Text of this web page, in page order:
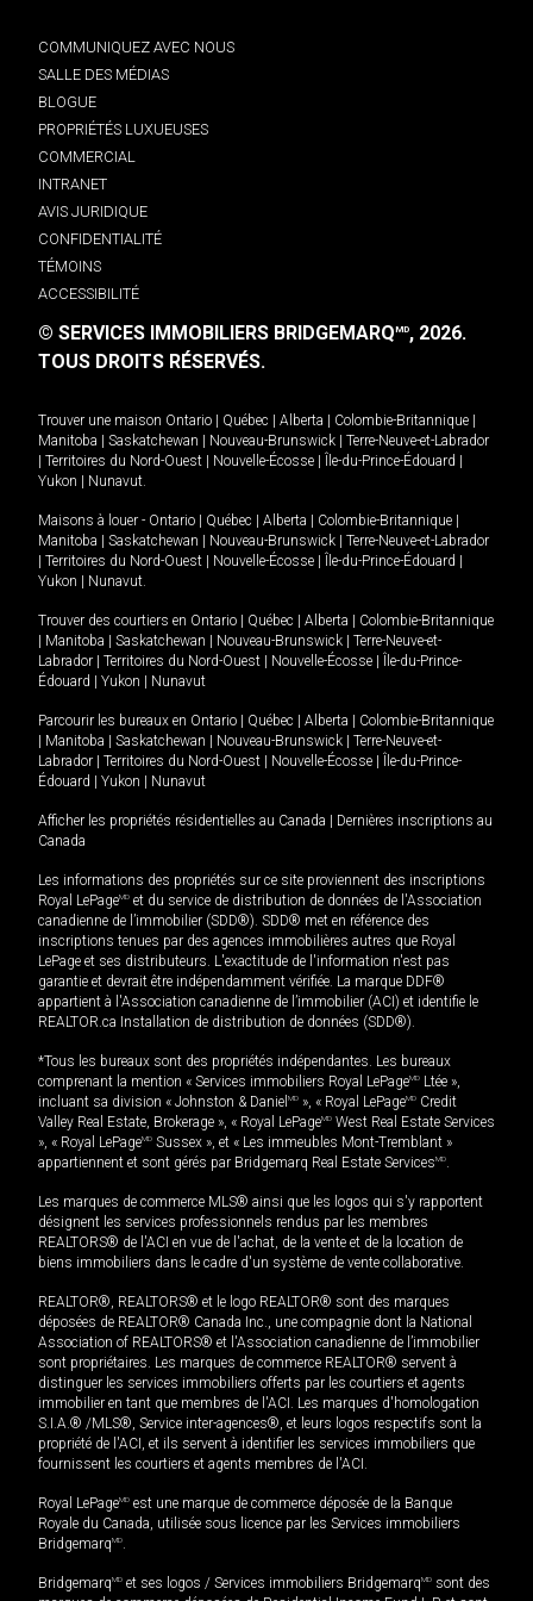
COMMUNIQUEZ AVEC NOUS
SALLE DES MÉDIAS
BLOGUE
PROPRIÉTÉS LUXUEUSES
COMMERCIAL
INTRANET
AVIS JURIDIQUE
CONFIDENTIALITÉ
TÉMOINS
ACCESSIBILITÉ
© SERVICES IMMOBILIERS BRIDGEMARQMD, 2026.
TOUS DROITS RÉSERVÉS.
Trouver une maison Ontario Québec Alberta Colombie-Britannique
Manitoba
Saskatchewan Nouveau-Brunswick
Terre-Neuve-et-Labrador
Territoires du Nord-Ouest Nouvelle-Écosse Île-du-Prince-Édouard
Yukon
Nunavut.
Maisons à louer - Ontario Québec Alberta Colombie-Britannique
Manitoba
Saskatchewan Nouveau-Brunswick
Terre-Neuve-et-Labrador
Territoires du Nord-Ouest Nouvelle-Écosse Île-du-Prince-Édouard
Yukon
Nunavut.
Trouver des courtiers en Ontario Québec Alberta
Colombie-Britannique
Manitoba Saskatchewan Nouveau-Brunswick
Terre-Neuve-et-
Labrador
Territoires du Nord-Ouest Nouvelle-Écosse
Île-du-Prince-
Édouard
Yukon Nunavut
Parcourir les bureaux en Ontario Québec Alberta
Colombie-Britannique
Manitoba Saskatchewan Nouveau-Brunswick
Terre-Neuve-et-
Labrador
Territoires du Nord-Ouest Nouvelle-Écosse
Île-du-Prince-
Édouard
Yukon Nunavut
Afficher les propriétés résidentielles au Canada
Dernières inscriptions au
Canada
Les informations des propriétés sur ce site proviennent des inscriptions
Royal LePageMD et du service de distribution de données de l'Association
canadienne de l’immobilier (SDD®). SDD® met en référence des
inscriptions tenues par des agences immobilières autres que Royal
LePage et ses distributeurs. L'exactitude de l'information n'est pas
garantie et devrait être indépendamment vérifiée. La marque DDF®
appartient à l'Association canadienne de l’immobilier (ACI) et identifie le
REALTOR.ca Installation de distribution de données (SDD®).
*Tous les bureaux sont des propriétés indépendantes. Les bureaux
comprenant la mention « Services immobiliers Royal LePageMD Ltée »,
incluant sa division « Johnston & Daniel MD », « Royal LePageMD Credit
Valley Real Estate, Brokerage », « Royal LePageMD West Real Estate Services
», « Royal LePageMD Sussex », et « Les immeubles Mont-Tremblant »
appartiennent et sont gérés par Bridgemarq Real Estate ServicesMD.
Les marques de commerce MLS® ainsi que les logos qui s'y rapportent
désignent les services professionnels rendus par les membres
REALTORS® de l'ACI en vue de l'achat, de la vente et de la location de
biens immobiliers dans le cadre d'un système de vente collaborative.
REALTOR®, REALTORS® et le logo REALTOR® sont des marques
déposées de REALTOR® Canada Inc., une compagnie dont la National
Association of REALTORS® et l'Association canadienne de l’immobilier
sont propriétaires. Les marques de commerce REALTOR® servent à
distinguer les services immobiliers offerts par les courtiers et agents
immobilier en tant que membres de l'ACI. Les marques d'homologation
S.I.A.® /MLS®, Service inter-agences®, et leurs logos respectifs sont la
propriété de l'ACI, et ils servent à identifier les services immobiliers que
fournissent les courtiers et agents membres de l'ACI.
Royal LePageMD est une marque de commerce déposée de la Banque
Royale du Canada, utilisée sous licence par les Services immobiliers
BridgemarqMD.
BridgemarqMD et ses logos / Services immobiliers BridgemarqMD sont des